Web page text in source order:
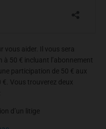
vous aider. Il vous sera
à 50 € incluant l’abonnement
participation de 50 € aux
Vous trouverez deux
d’un litige